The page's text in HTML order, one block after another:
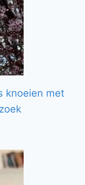
knoeien met